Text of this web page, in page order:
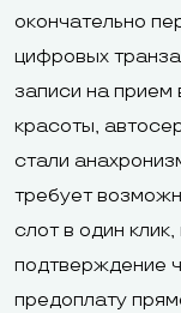
окончательно
цифровых
записи на прием
красоты,
стали
требует
слот в один
подтверждение
предоплату